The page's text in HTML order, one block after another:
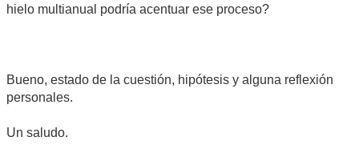
hielo multianual podría acentuar ese proceso?
Bueno, estado de la cuestión, hipótesis y alguna reflexión
personales.
Un saludo.